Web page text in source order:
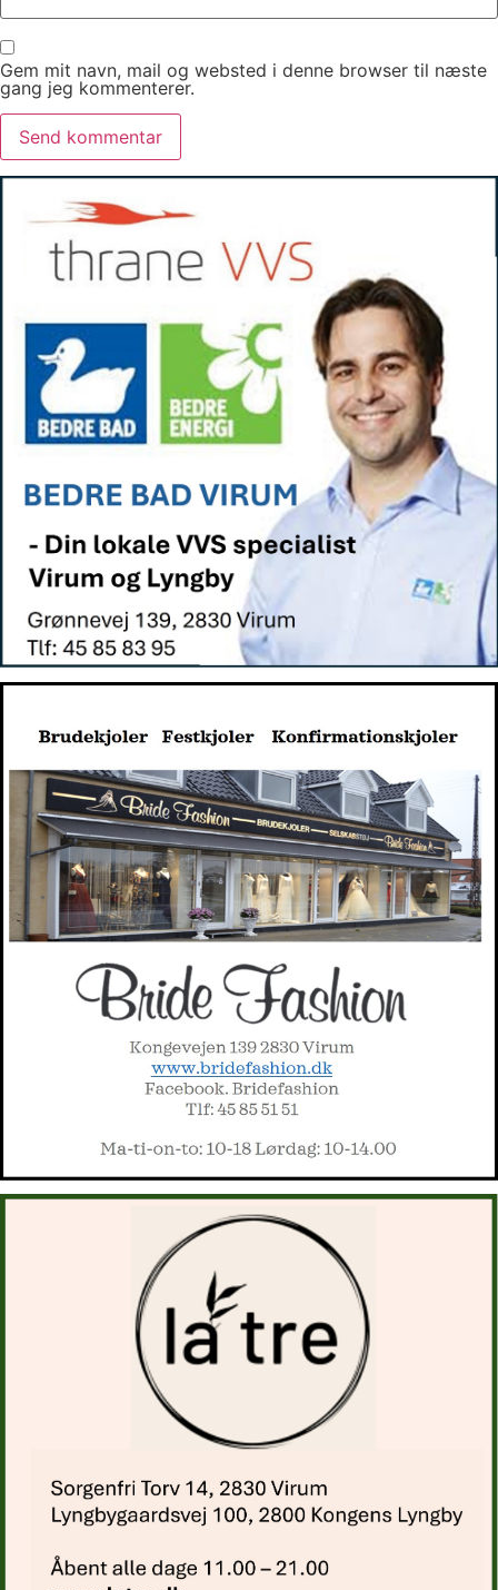
Gem mit navn, mail og websted i denne browser til næste
gang jeg kommenterer.